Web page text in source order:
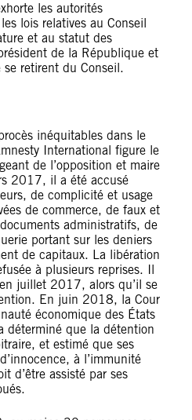
les autorités
lois relatives au Conseil
et au statut des
de la République et
retirent du Conseil.
inéquitables dans le
International figure le
de l’opposition et maire
2017, il a été accusé
de complicité et usage
de commerce, de faux et
administratifs, de
portant sur les deniers
de capitaux. La libération
à plusieurs reprises. Il
juillet 2017, alors qu’il se
En juin 2018, la Cour
économique des États
déterminé que la détention
et estimé que ses
à l’immunité
d’être assisté par ses